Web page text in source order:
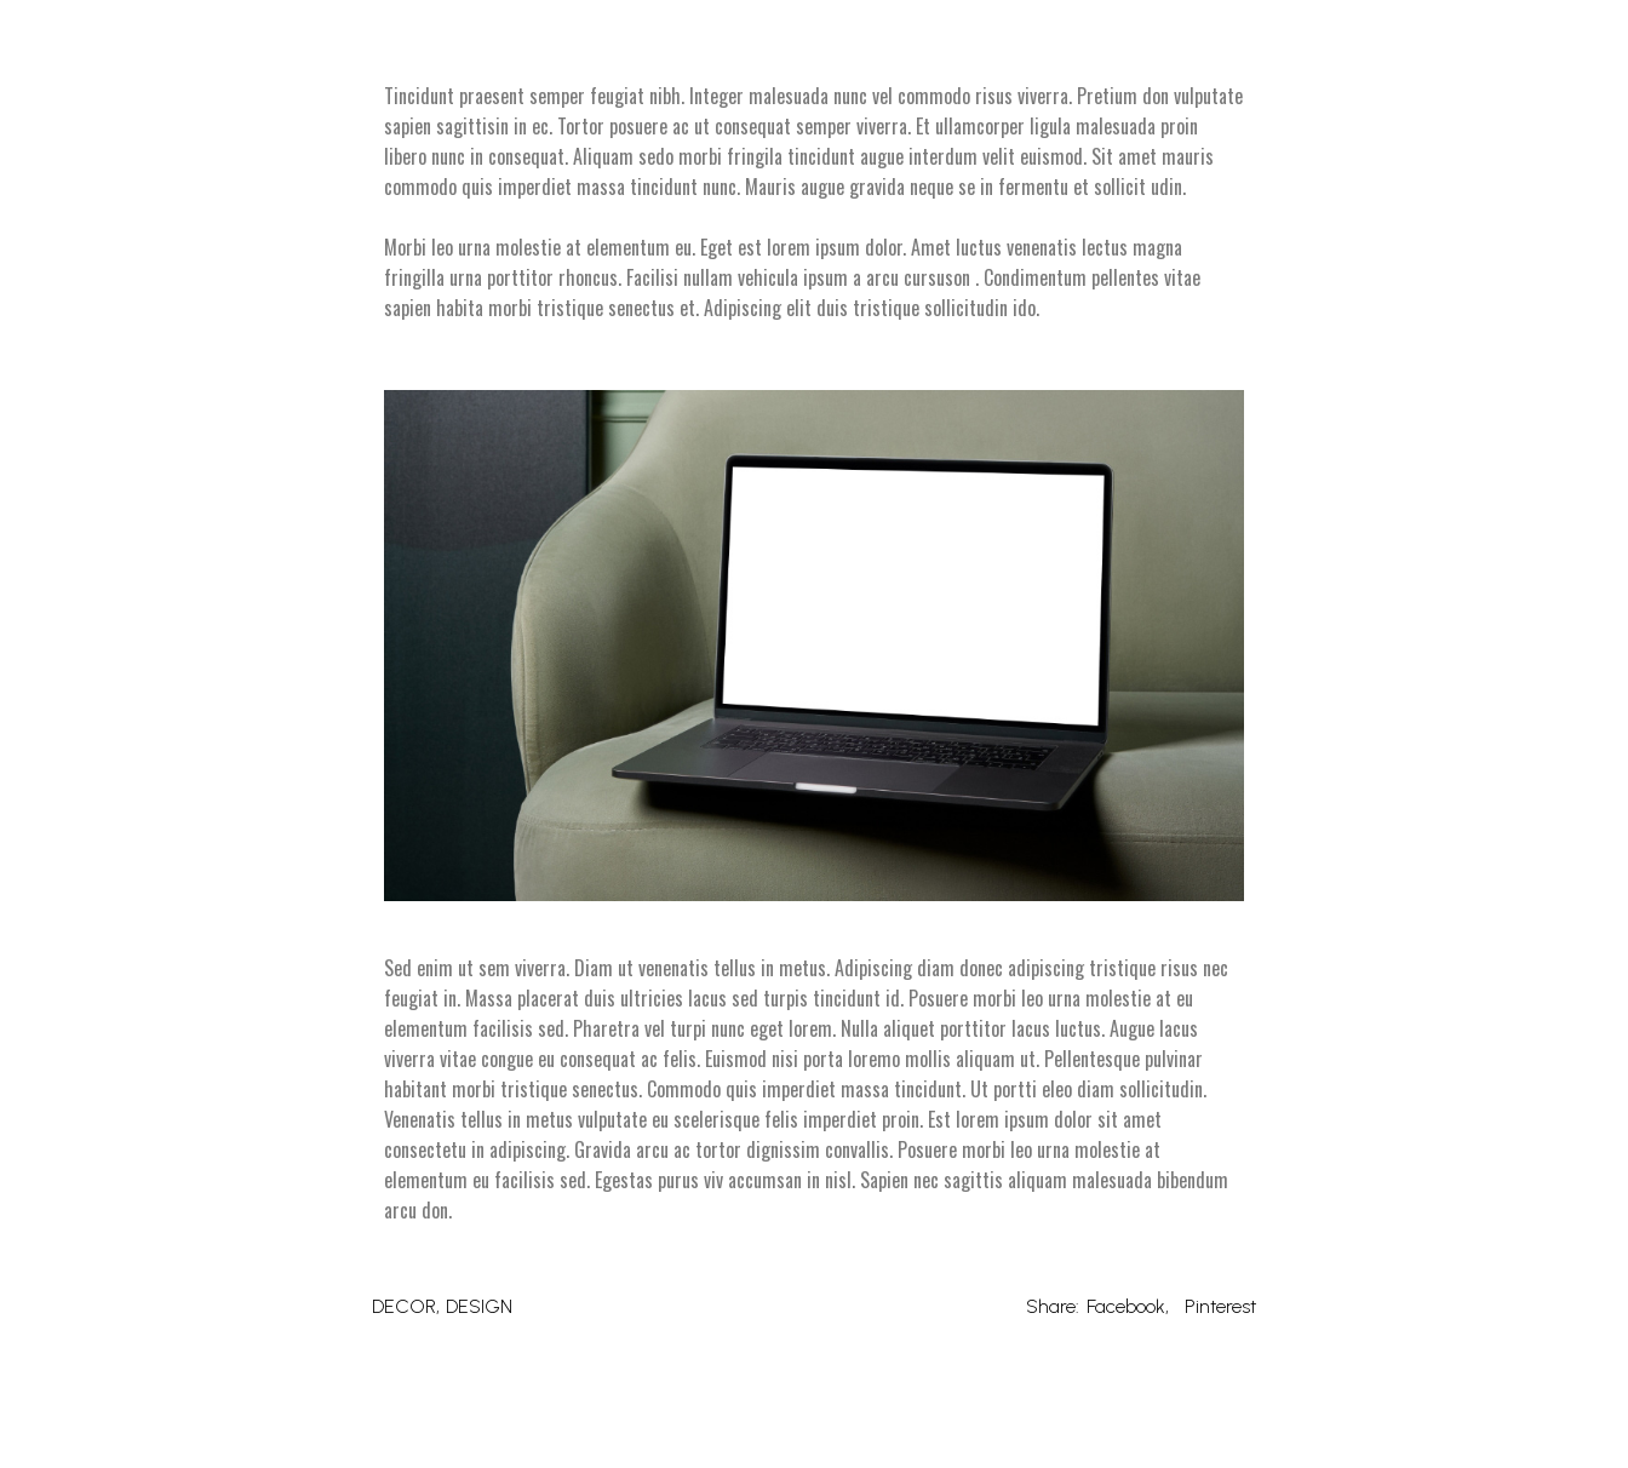
Tincidunt praesent semper feugiat nibh. Integer malesuada nunc vel commodo risus viverra. Pretium don vulputate
sapien sagittisin in ec. Tortor posuere ac ut consequat semper viverra. Et ullamcorper ligula malesuada proin
libero nunc in consequat. Aliquam sedo morbi fringila tincidunt augue interdum velit euismod. Sit amet mauris
commodo quis imperdiet massa tincidunt nunc. Mauris augue gravida neque se in fermentu et sollicit udin.
Morbi leo urna molestie at elementum eu. Eget est lorem ipsum dolor. Amet luctus venenatis lectus magna
fringilla urna porttitor rhoncus. Facilisi nullam vehicula ipsum a arcu cursuson . Condimentum pellentes vitae
sapien habita morbi tristique senectus et. Adipiscing elit duis tristique sollicitudin ido.
Sed enim ut sem viverra. Diam ut venenatis tellus in metus. Adipiscing diam donec adipiscing tristique risus nec
feugiat in. Massa placerat duis ultricies lacus sed turpis tincidunt id. Posuere morbi leo urna molestie at eu
elementum facilisis sed. Pharetra vel turpi nunc eget lorem. Nulla aliquet porttitor lacus luctus. Augue lacus
viverra vitae congue eu consequat ac felis. Euismod nisi porta loremo mollis aliquam ut. Pellentesque pulvinar
habitant morbi tristique senectus. Commodo quis imperdiet massa tincidunt. Ut portti eleo diam sollicitudin.
Venenatis tellus in metus vulputate eu scelerisque felis imperdiet proin. Est lorem ipsum dolor sit amet
consectetu in adipiscing. Gravida arcu ac tortor dignissim convallis. Posuere morbi leo urna molestie at
elementum eu facilisis sed. Egestas purus viv accumsan in nisl. Sapien nec sagittis aliquam malesuada bibendum
arcu don.
DECOR DESIGN Share: Facebook Pinterest